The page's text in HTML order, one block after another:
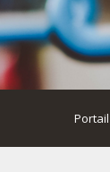
Portail